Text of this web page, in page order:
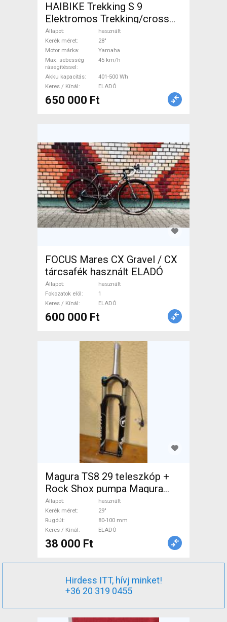
HAIBIKE Trekking S 9
Elektromos Trekking/cross
45 km/h Yamaha 401-500 Wh
használt ELADÓ
Állapot
használt
Kerék méret
28"
Motor márka
Yamaha
Max. sebesség
rásegítéssel
45 km/h
Akku kapacitás
401-500 Wh
Keres / Kínál
ELADÓ
650 000 Ft
FOCUS Mares CX Gravel / CX
tárcsafék használt ELADÓ
Állapot
használt
Fokozatok elöl
1
Keres / Kínál
ELADÓ
600 000 Ft
Magura TS8 29 teleszkóp +
Rock Shox pumpa Magura
TS8 29 Mountain Bike
Alkatrész, MTB Villa /
Rugóstag villa 29" 80-100 mm
használt ELADÓ
Állapot
használt
Kerék méret
29"
Rugóút
80-100 mm
Keres / Kínál
ELADÓ
38 000 Ft
Hirdess ITT, hívj minket!
+36 20 319 0455